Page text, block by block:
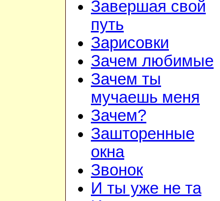
Завершая свой
путь
Зарисовки
Зачем любимые
Зачем ты
мучаешь меня
Зачем?
Зашторенные
окна
Звонок
И ты уже не та